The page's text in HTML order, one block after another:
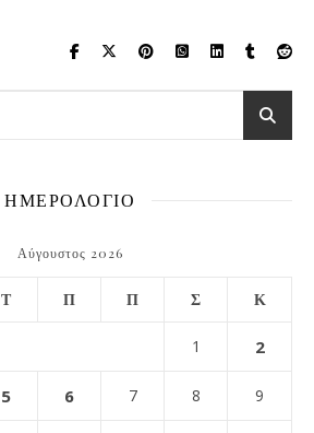
ΗΜΕΡΟΛΟΓΙΟ
Αύγουστος 2026
Τ Π Π Σ Κ
1 2
5 6 7 8 9